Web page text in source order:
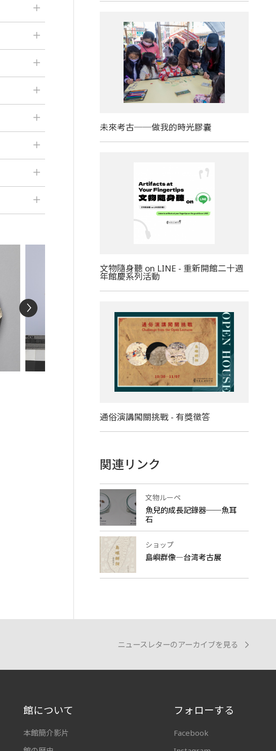
未來考古──做我的時光膠囊
文物隨身聽 on LINE - 重新開館二十週
年館慶系列活動
通俗演講闖關挑戰 - 有獎徵答
関連リンク
文物ルーペ
魚兒的成長記錄器──魚耳
石
ショップ
島嶼群像―台湾考古展
ニュースレターのアーカイブを見る
館について
本館簡介影片
フォローする
Facebook